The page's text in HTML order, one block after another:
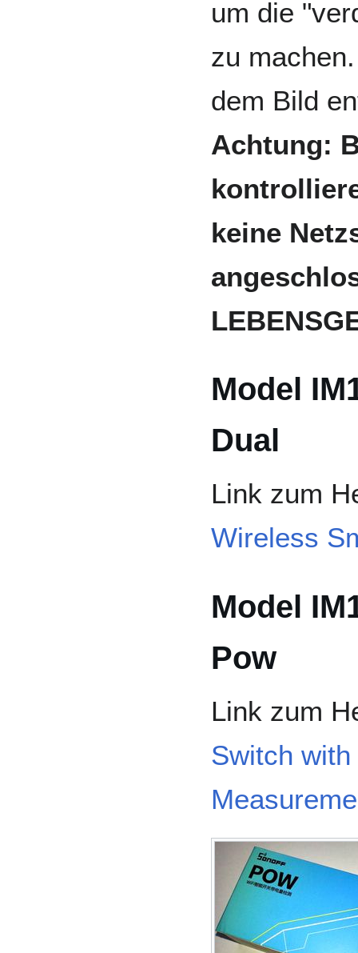
um die
zu
dem Bild
Achtung:
keine
Model
Dual
Link zum
Wireless
Model
Pow
Link zum
Switch